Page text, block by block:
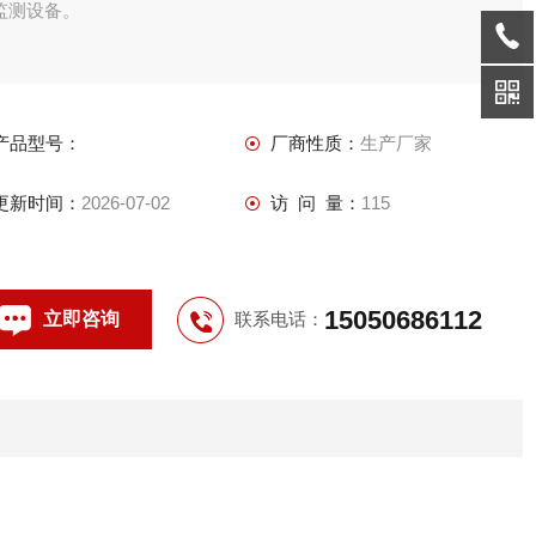
测设备。
品型号： 厂商性质： 生产厂家
新时间： 2026-07-02 访 问 量： 115
立即咨询 联系电话： 15050686112